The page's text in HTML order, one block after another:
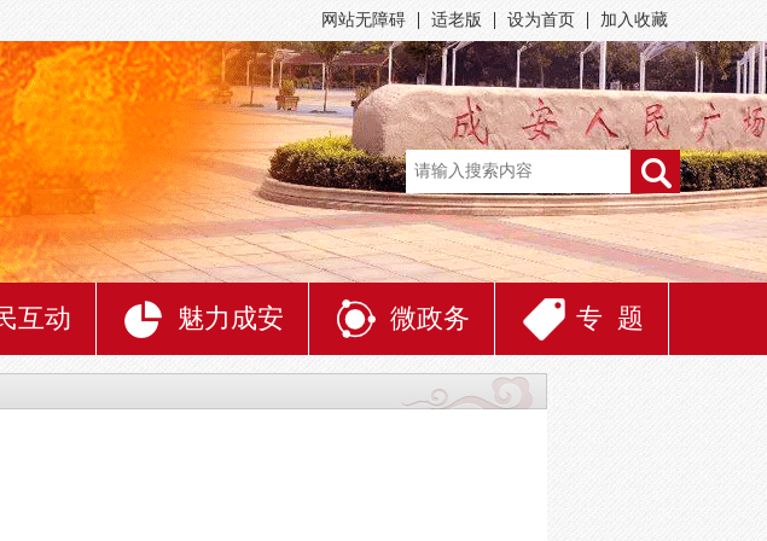
加入收藏
设为首页
适老版
网站无障碍
互动 魅力成安 微政务 专 题